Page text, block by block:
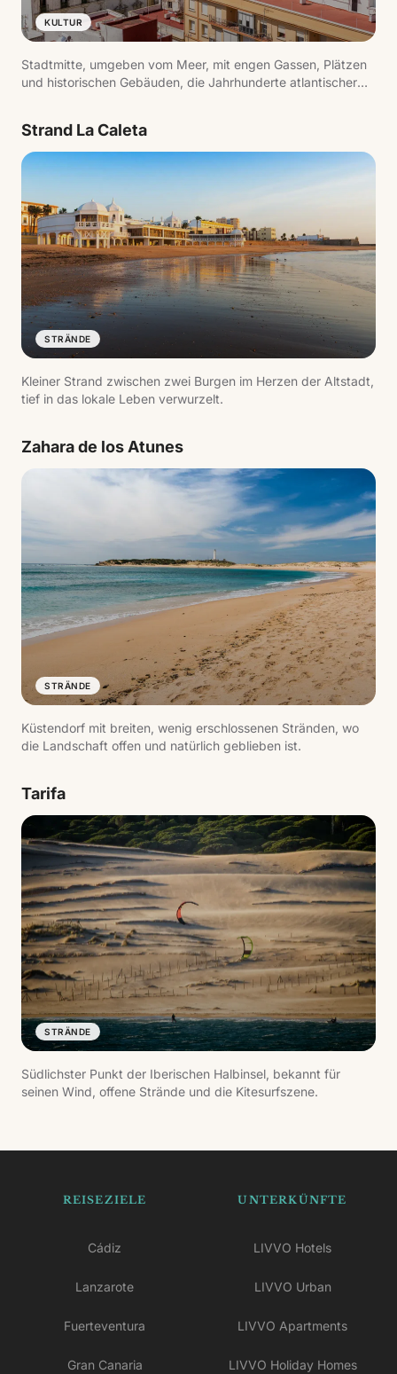
KULTUR
Stadtmitte, umgeben vom Meer, mit engen Gassen, Plätzen
und historischen Gebäuden, die Jahrhunderte atlantischer
Strand La Caleta
STRÄNDE
Kleiner Strand zwischen zwei Burgen im Herzen der Altstadt,
tief in das lokale Leben verwurzelt.
Zahara de los Atunes
STRÄNDE
Küstendorf mit breiten, wenig erschlossenen Stränden, wo
die Landschaft offen und natürlich geblieben ist.
Tarifa
STRÄNDE
Südlichster Punkt der Iberischen Halbinsel, bekannt für
seinen Wind, offene Strände und die Kitesurfszene.
REISEZIELE
Cádiz
Lanzarote
Fuerteventura
Gran Canaria
UNTERKÜNFTE
LIVVO Hotels
LIVVO Urban
LIVVO Apartments
LIVVO Holiday Homes